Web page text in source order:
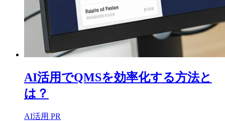
AI活用でQMSを効率化する方法と
は？
AI活用 PR